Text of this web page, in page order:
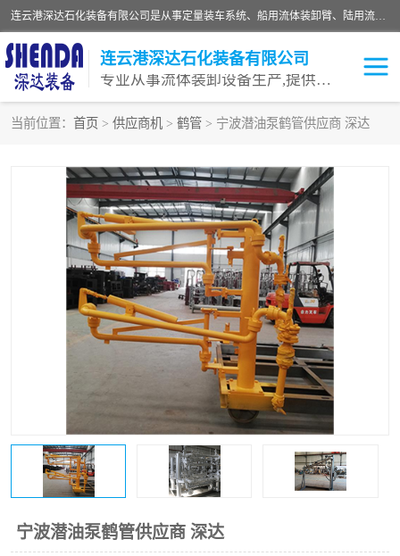
连云港深达石化装备有限公司是从事定量装车系统、船用流体装卸臂、陆用流体装卸臂（鹤管）、活动梯、钢构平台等全系列流体装卸设备的设计、制造、销售以及服务的专业供应商。公司始终以客户为中心，密切跟踪国内外油气储运及装卸设备先进技术的发展，以先进的技术、优质的产品、一流的服务，满足客户需求。
连云港深达石化装备有限公司
专业从事流体装卸设备生产,提供全面解决方案，生产与定制服务
当前位置： 首页 > 供应商机 > 鹤管 > 宁波潜油泵鹤管供应商 深达
宁波潜油泵鹤管供应商 深达
卸车鹤管 LNG鹤管
液氨装鹤管 潜油泵鹤管
流体装卸臂 输油臂
撬装鹤管 汽车鹤管